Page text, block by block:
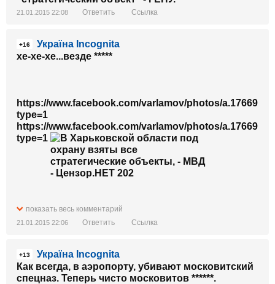
21.01.2015 22:08 Ответить Ссылка
+16
Україна Incognita
хе-хе-хе...везде *****
https://www.facebook.com/varlamov/photos/
type=1
https://www.facebook.com/varlamov/photos/
type=1
https://www.facebook.com/varlamov/photos/
type=1&fref=nf Varlamov
показать весь комментарий
21.01.2015 22:06 Ответить Ссылка
+13
Україна Incognita
Как всегда, в аэропорту, убивают московитский
спецназ. Теперь чисто московитов ******.